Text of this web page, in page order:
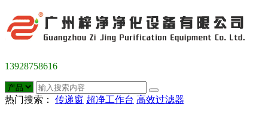
13928758616
热门搜索： 传递窗 超净工作台 高效过滤器